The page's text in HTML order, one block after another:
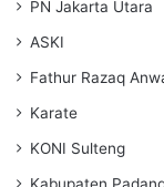
PN Jakarta Utara
ASKI
Fathur Razaq
Karate
KONI Sulteng